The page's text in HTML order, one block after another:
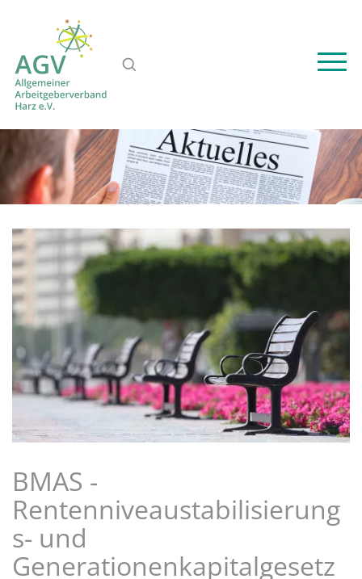
BMAS -
Rentenniveaustabilisierung
s- und
Generationenkapitalgesetz